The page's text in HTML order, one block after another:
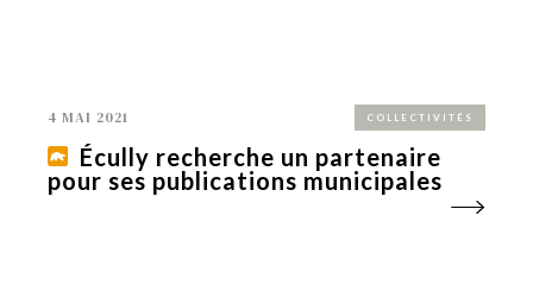
4 MAI 2021 COLLECTIVITÉS
Écully recherche un partenaire
pour ses publications municipales